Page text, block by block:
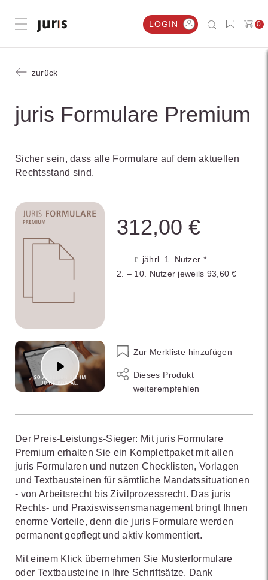
Menü öffnen LOGIN 0
zurück
juris Formulare Premium
Sicher sein, dass alle Formulare auf dem aktuellen
Rechtsstand sind.
Der Preis-Leistungs-Sieger: Mit juris Formulare
Premium erhalten Sie ein Komplettpaket mit allen
juris Formularen und nutzen Checklisten, Vorlagen
und Textbausteinen für sämtliche Mandatssituationen
- von Arbeitsrecht bis Zivilprozessrecht. Das juris
Rechts- und Praxiswissensmanagement bringt Ihnen
enorme Vorteile, denn die juris Formulare werden
permanent gepflegt und aktiv kommentiert.
Mit einem Klick übernehmen Sie Musterformulare
oder Textbausteine in Ihre Schriftsätze. Dank
312,00 €
jährl. 1. Nutzer *
2. – 10. Nutzer jeweils 93,60 €
Zur Merkliste hinzufügen
Dieses Produkt
weiterempfehlen